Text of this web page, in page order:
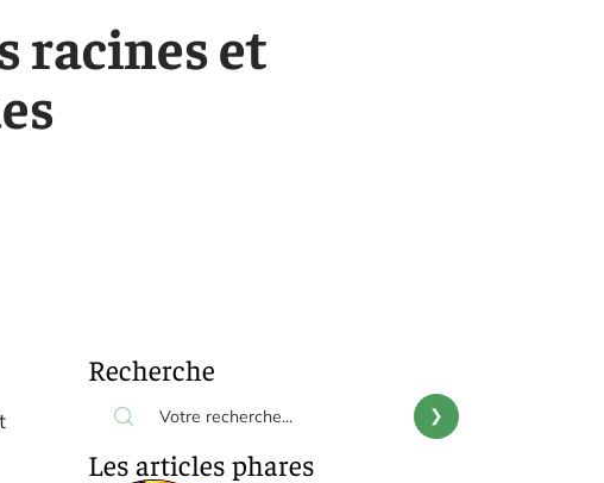
racines et
Recherche
Les articles phares